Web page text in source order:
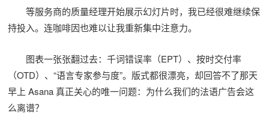
等服务商的质量经理开始展示幻灯片时，我已经很难继续保
持投入。连咖啡因也难以让我重新集中注意力。
图表一张张翻过去：千词错误率（EPT）、按时交付率
（OTD）、“语言专家参与度”。版式都很漂亮，却回答不了那天
早上 Asana 真正关心的唯一问题：为什么我们的法语广告会这
么离谱？